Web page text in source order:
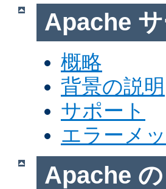
Apache
概略
背景の説明
サポート
エラーメ
Apache